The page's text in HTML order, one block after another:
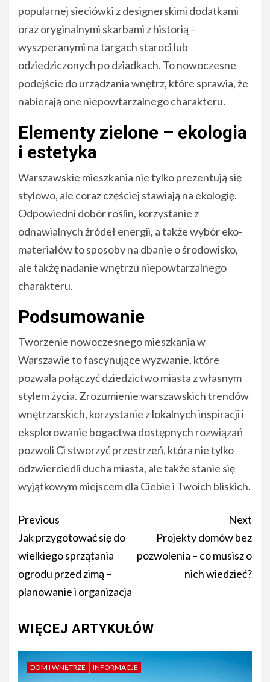
popularnej sieciówki z designerskimi dodatkami
oraz oryginalnymi skarbami z historią –
wyszperanymi na targach staroci lub
odziedziczonych po dziadkach. To nowoczesne
podejście do urządzania wnętrz, które sprawia, że
nabierają one niepowtarzalnego charakteru.
Elementy zielone – ekologia
i estetyka
Warszawskie mieszkania nie tylko prezentują się
stylowo, ale coraz częściej stawiają na ekologię.
Odpowiedni dobór roślin, korzystanie z
odnawialnych źródeł energii, a także wybór eko-
materiałów to sposoby na dbanie o środowisko,
ale takżę nadanie wnętrzu niepowtarzalnego
charakteru.
Podsumowanie
Tworzenie nowoczesnego mieszkania w
Warszawie to fascynujące wyzwanie, które
pozwala połączyć dziedzictwo miasta z własnym
stylem życia. Zrozumienie warszawskich trendów
wnętrzarskich, korzystanie z lokalnych inspiracji i
eksplorowanie bogactwa dostępnych rozwiązań
pozwoli Ci stworzyć przestrzeń, która nie tylko
odzwierciedli ducha miasta, ale także stanie się
wyjątkowym miejscem dla Ciebie i Twoich bliskich.
Post
navigation
Previous
Jak przygotować się do
wielkiego sprzątania
ogrodu przed zimą –
planowanie i organizacja
Next
Projekty domów bez
pozwolenia – co musisz o
nich wiedzieć?
WIĘCEJ ARTYKUŁÓW
DOM I WNĘTRZE INFORMACJE